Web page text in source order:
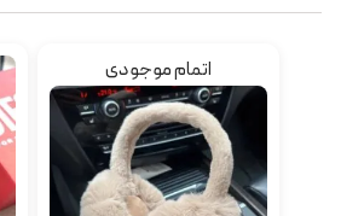
اتمام موجودی